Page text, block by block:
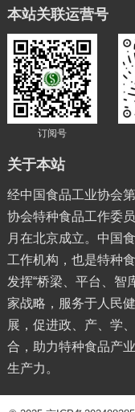
本站关联运营号
订阅号
关于本站
经中国食品工业协会
协会特种食品工作委
月在北京成立。中国
工作机构，也是特种
发挥“桥梁、平台、智
家战略，服务于人民
展，促进政、产、学
合，助力特种食品产
生产力。